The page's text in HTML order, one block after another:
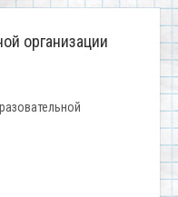
организации